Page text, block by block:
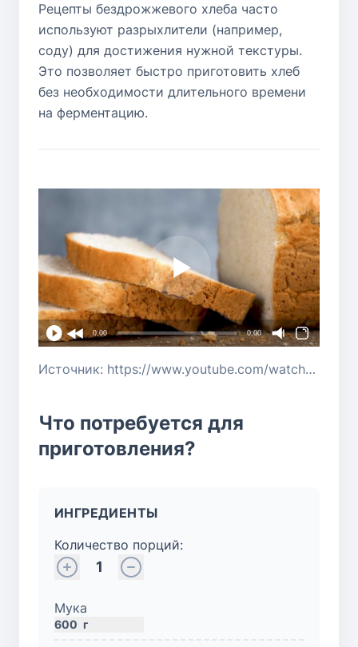
Рецепты бездрожжевого хлеба часто
используют разрыхлители (например,
соду) для достижения нужной текстуры.
Это позволяет быстро приготовить хлеб
без необходимости длительного времени
на ферментацию.
0:00 0:00
Источник: https://www.youtube.com/watch?v=n0DfbKlsjt4
Что потребуется для
приготовления?
ИНГРЕДИЕНТЫ
Количество порций:
1
Мука
600 г